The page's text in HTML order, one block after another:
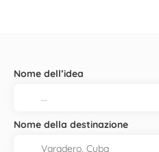
Nome dell’idea
Nome della destinazione